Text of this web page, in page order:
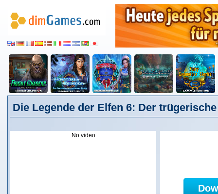
Die Legende der Elfen 6: Der
No video